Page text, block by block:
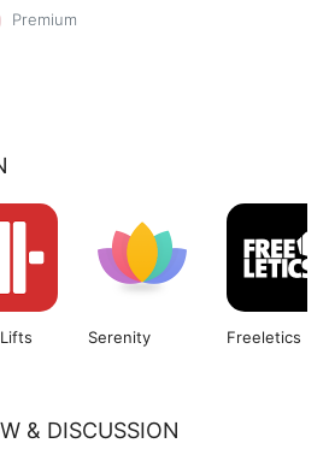
Premium
Serenity Freeletics
& DISCUSSION